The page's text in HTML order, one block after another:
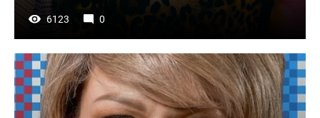
6123 0